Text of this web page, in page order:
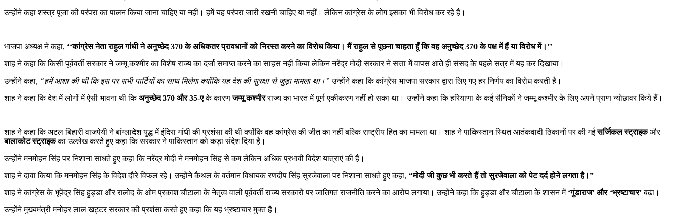
उन्होंने कहा शस्त्र पूजा की परंपरा का पालन किया जाना चाहिए या नहीं। हमें यह परंपरा जारी रखनी चाहिए या नहीं। लेकिन कांग्रेस के लोग इसका भी विरोध कर रहे हैं।
भाजपा अध्यक्ष ने कहा, ‘‘कांग्रेस नेता राहुल गांधी ने अनुच्छेद 370 के अधिकतर प्रावधानों को निरस्त करने का विरोध किया। मैं राहुल से पूछना चाहता हूँ कि वह अनुच्छेद 370 के पक्ष में हैं या विरोध में।’’
शाह ने कहा कि किसी पूर्ववर्ती सरकार ने जम्मू कश्मीर का विशेष राज्य का दर्जा समाप्त करने का साहस नहीं किया लेकिन नरेंद्र मोदी सरकार ने सत्ता में वापस आते ही संसद के पहले सत्र में यह कर दिखाया।
उन्होंने कहा, “हमें आशा की थी कि इस पर सभी पार्टियों का साथ मिलेगा क्योंकि यह देश की सुरक्षा से जुड़ा मामला था।” उन्होंने कहा कि कांग्रेस भाजपा सरकार द्वारा लिए गए हर निर्णय का विरोध करती है।
शाह ने कहा कि देश में लोगों में ऐसी भावना थी किअनुच्छेद 370 और 35-एके कारणजम्मू कश्मीरराज्य का भारत में पूर्ण एकीकरण नहीं हो सका था। उन्होंने कहा कि हरियाणा के कई सैनिकों ने जम्मू कश्मीर के लिए अपने प्राण न्योछावर किये हैं।
शाह ने कहा कि अटल बिहारी वाजपेयी ने बांग्लादेश युद्ध में इंदिरा गांधी की प्रशंसा की थी क्योंकि वह कांग्रेस की जीत का नहीं बल्कि राष्ट्रीय हित का मामला था। शाह ने पाकिस्तान स्थित आतंकवादी ठिकानों पर की गईसर्जिकल स्ट्राइकऔर
बालाकोट स्ट्राइकका उल्लेख करते हुए कहा कि सरकार ने पाकिस्तान को कड़ा संदेश दिया है।
उन्होंने मनमोहन सिंह पर निशाना साधते हुए कहा कि नरेंद्र मोदी ने मनमोहन सिंह से कम लेकिन अधिक प्रभावी विदेश यात्राएं की हैं।
शाह ने दावा किया कि मनमोहन सिंह के विदेश दौरे विफल रहे। उन्होंने कैथल के वर्तमान विधायक रणदीप सिंह सुरजेवाला पर निशाना साधते हुए कहा, “मोदी जी कुछ भी करते हैं तो सुरजेवाला को पेट दर्द होने लगता है।”
शाह ने कांग्रेस के भूपेंद्र सिंह हुड्डा और रालोद के ओम प्रकाश चौटाला के नेतृत्व वाली पूर्ववर्ती राज्य सरकारों पर जातिगत राजनीति करने का आरोप लगाया। उन्होंने कहा कि हुड्डा और चौटाला के शासन में‘गुंडाराज’ और ‘भ्रष्टाचार’बढ़ा।
उन्होंने मुख्यमंत्री मनोहर लाल खट्टर सरकार की प्रशंसा करते हुए कहा कि यह भ्रष्टाचार मुक्त है।